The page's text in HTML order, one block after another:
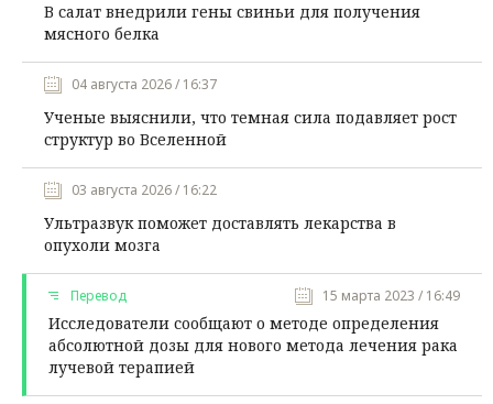
В салат внедрили гены свиньи для получения
мясного белка
04 августа 2026 / 16:37
Ученые выяснили, что темная сила подавляет рост
структур во Вселенной
03 августа 2026 / 16:22
Ультразвук поможет доставлять лекарства в
опухоли мозга
Перевод 15 марта 2023 / 16:49
Исследователи сообщают о методе определения
абсолютной дозы для нового метода лечения рака
лучевой терапией